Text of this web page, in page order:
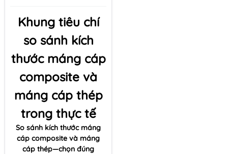
Khung tiêu chí
so sánh kích
thước máng cáp
composite và
máng cáp thép
trong thực tế
So sánh kích thước máng
cáp composite và máng
cáp thép—chọn đúng